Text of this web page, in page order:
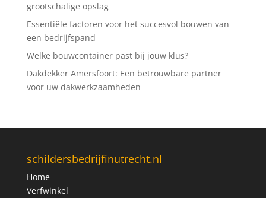
grootschalige opslag
Essentiële factoren voor het succesvol bouwen van
een bedrijfspand
Welke bouwcontainer past bij jouw klus?
Dakdekker Amersfoort: Een betrouwbare partner
voor uw dakwerkzaamheden
schildersbedrijfinutrecht.nl
Home
Verfwinkel